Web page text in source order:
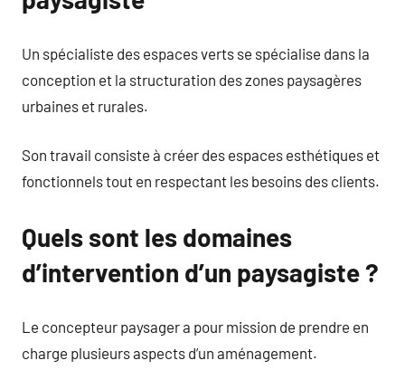
Un spécialiste des espaces verts se spécialise dans la
conception et la structuration des zones paysagères
urbaines et rurales.
Son travail consiste à créer des espaces esthétiques et
fonctionnels tout en respectant les besoins des clients.
Quels sont les domaines
d’intervention d’un paysagiste ?
Le concepteur paysager a pour mission de prendre en
charge plusieurs aspects d’un aménagement.